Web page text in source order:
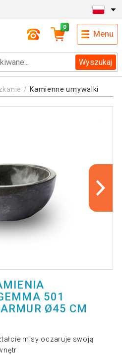
Wyszukaj
0
Menu
Kamienne umywalki
501
Ø45 CM
misy oczaruje swoją